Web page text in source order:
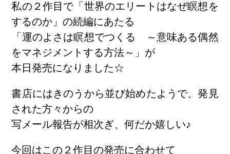
私の２作目で「世界のエリートはなぜ瞑想を
するのか」の続編にあたる
「運のよさは瞑想でつくる ～意味ある偶然
をマネジメントする方法～」が
本日発売になりました☆
書店にはきのうから並び始めたようで、発見
された方々からの
写メール報告が相次ぎ、何だか嬉しい♪
今回はこの２作目の発売に合わせて